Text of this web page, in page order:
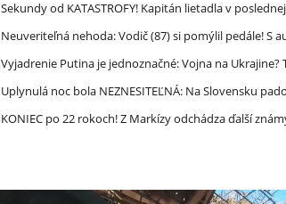
Sekundy od KATASTROFY! Kapitán lietadla v
Neuveriteľná nehoda: Vodič (87) si pomýlil pedále! S
Vyjadrenie Putina je jednoznačné: Vojna na Ukrajine?
Uplynulá noc bola NEZNESITEĽNÁ: Na Slovensku
KONIEC po 22 rokoch! Z Markízy odchádza ďalší